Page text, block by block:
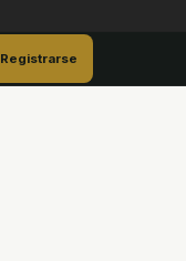
Registrarse